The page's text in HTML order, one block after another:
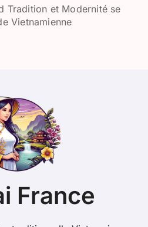
Tradition et Modernité se
Vietnamienne
France